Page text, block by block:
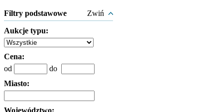
Filtry podstawowe Zwiń
Aukcje typu:
Cena:
od
do
Miasto:
Województwo: